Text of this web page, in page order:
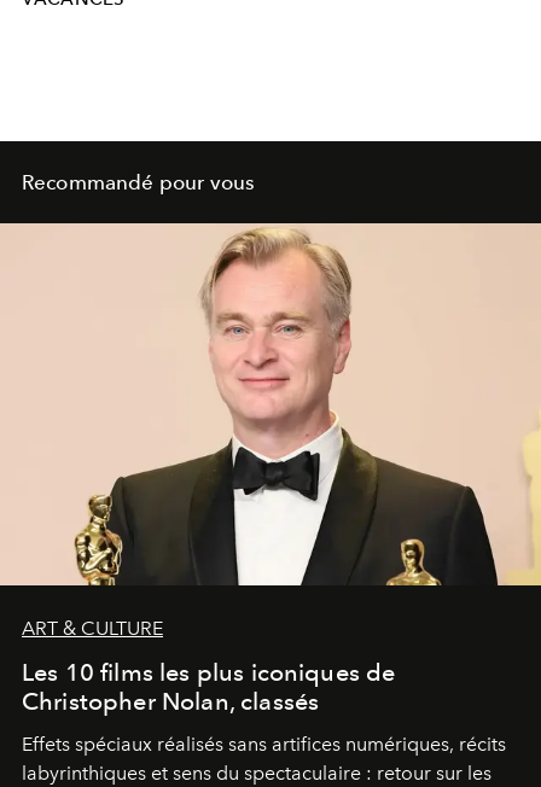
Recommandé pour vous
ART & CULTURE
Les 10 films les plus iconiques de
Christopher Nolan, classés
Effets spéciaux réalisés sans artifices numériques, récits
labyrinthiques et sens du spectaculaire : retour sur les